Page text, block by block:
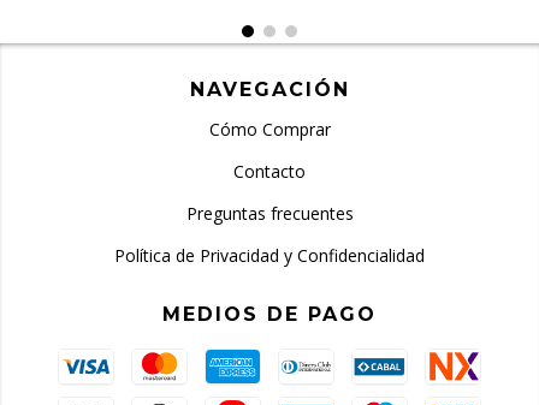
NAVEGACIÓN
Cómo Comprar
Contacto
Preguntas frecuentes
Política de Privacidad y Confidencialidad
MEDIOS DE PAGO